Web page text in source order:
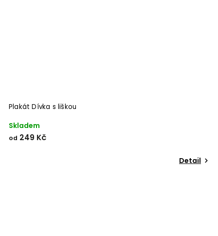
Plakát Dívka s liškou
Skladem
od 249 Kč
Detail